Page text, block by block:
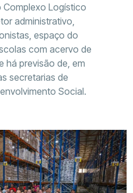
Complexo Logístico
administrativo,
espaço do
com acervo de
há previsão de, em
secretarias de
Social.